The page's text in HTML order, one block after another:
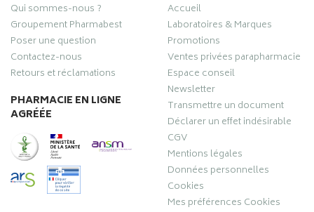
Qui sommes-nous ?
Groupement Pharmabest
Poser une question
Contactez-nous
Retours et réclamations
PHARMACIE EN LIGNE
AGRÉÉE
Accueil
Laboratoires & Marques
Promotions
Ventes privées parapharmacie
Espace conseil
Newsletter
Transmettre un document
Déclarer un effet indésirable
CGV
Mentions légales
Données personnelles
Cookies
Mes préférences Cookies